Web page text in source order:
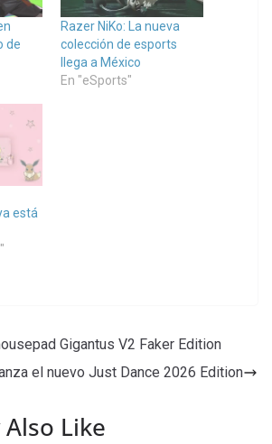
de
Razer NiKo: La nueva
colección de esports
llega a México
En "eSports"
está
Gigantus V2 Faker Edition
el nuevo Just Dance 2026 Edition
Like